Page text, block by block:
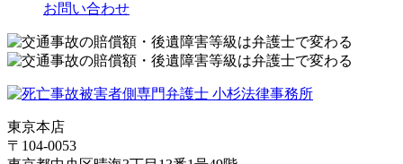
お問い合わせ
東京本店
〒104-0053